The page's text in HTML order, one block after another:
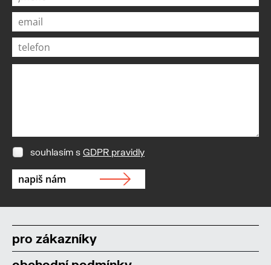
souhlasím s GDPR pravidly
pro zákazníky